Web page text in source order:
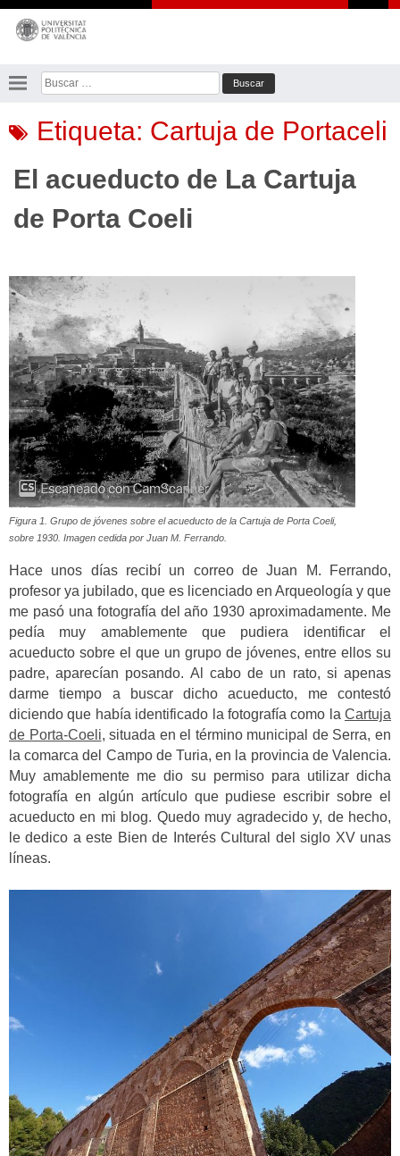
Saltar
contenido
Buscar:
Etiqueta: Cartuja de Portaceli
El acueducto de La Cartuja
de Porta Coeli
Figura 1. Grupo de jóvenes sobre el acueducto de la Cartuja de Porta Coeli,
sobre 1930. Imagen cedida por Juan M. Ferrando.
Hace unos días recibí un correo de Juan M. Ferrando,
profesor ya jubilado, que es licenciado en Arqueología y que
me pasó una fotografía del año 1930 aproximadamente. Me
pedía muy amablemente que pudiera identificar el
acueducto sobre el que un grupo de jóvenes, entre ellos su
padre, aparecían posando. Al cabo de un rato, si apenas
darme tiempo a buscar dicho acueducto, me contestó
diciendo que había identificado la fotografía como la Cartuja
de Porta-Coeli, situada en el término municipal de Serra, en
la comarca del Campo de Turia, en la provincia de Valencia.
Muy amablemente me dio su permiso para utilizar dicha
fotografía en algún artículo que pudiese escribir sobre el
acueducto en mi blog. Quedo muy agradecido y, de hecho,
le dedico a este Bien de Interés Cultural del siglo XV unas
líneas.